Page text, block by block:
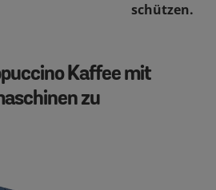
schützen.
Kaffee mit
zu